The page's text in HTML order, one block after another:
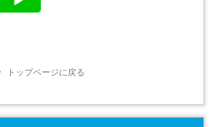
Facebook
トップページに戻る